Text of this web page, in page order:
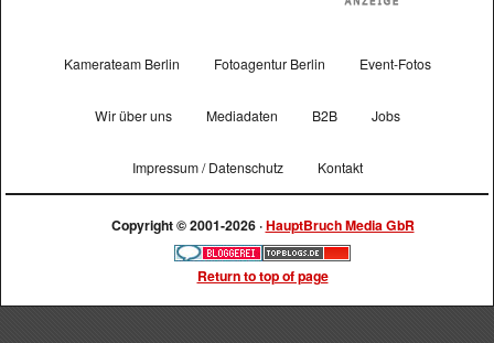
Kamerateam Berlin Fotoagentur Berlin Event-Fotos
Wir über uns Mediadaten B2B Jobs
Impressum / Datenschutz Kontakt
Copyright © 2001-2026 ·HauptBruch Media GbR
Return to top of page